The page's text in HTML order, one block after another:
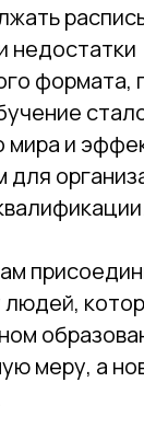
недостатки
формата,
мира и
для
меру, а